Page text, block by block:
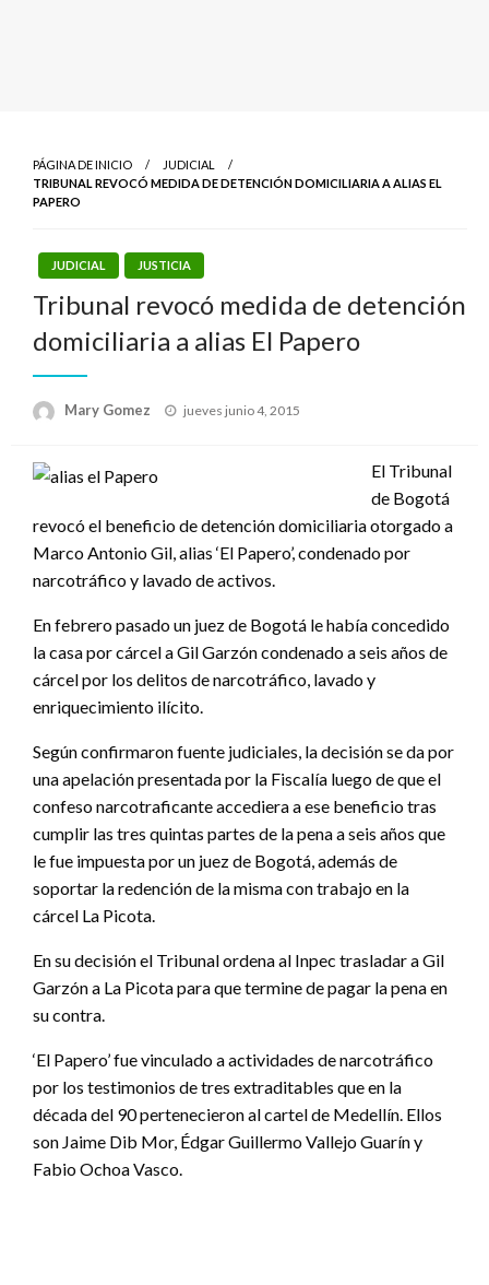
PÁGINA DE INICIO
JUDICIAL
TRIBUNAL REVOCÓ MEDIDA DE DETENCIÓN DOMICILIARIA A ALIAS EL
PAPERO
JUDICIAL JUSTICIA
Tribunal revocó medida de detención
domiciliaria a alias El Papero
Mary Gomez
Publicado
jueves junio 4, 2015
El Tribunal
de Bogotá
revocó el beneficio de detención domiciliaria otorgado a
Marco Antonio Gil, alias ‘El Papero’, condenado por
narcotráfico y lavado de activos.
En febrero pasado un juez de Bogotá le había concedido
la casa por cárcel a Gil Garzón condenado a seis años de
cárcel por los delitos de narcotráfico, lavado y
enriquecimiento ilícito.
Según confirmaron fuente judiciales, la decisión se da por
una apelación presentada por la Fiscalía luego de que el
confeso narcotraficante accediera a ese beneficio tras
cumplir las tres quintas partes de la pena a seis años que
le fue impuesta por un juez de Bogotá, además de
soportar la redención de la misma con trabajo en la
cárcel La Picota.
En su decisión el Tribunal ordena al Inpec trasladar a Gil
Garzón a La Picota para que termine de pagar la pena en
su contra.
‘El Papero’ fue vinculado a actividades de narcotráfico
por los testimonios de tres extraditables que en la
década del 90 pertenecieron al cartel de Medellín. Ellos
son Jaime Dib Mor, Édgar Guillermo Vallejo Guarín y
Fabio Ochoa Vasco.